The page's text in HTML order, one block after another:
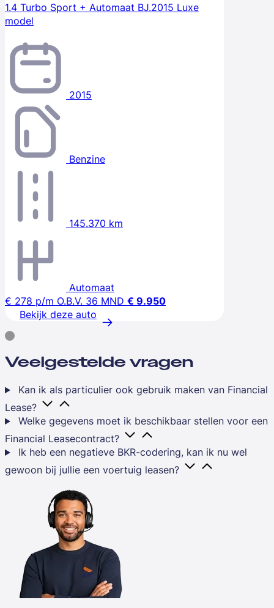
1.4 Turbo Sport + Automaat BJ.2015 Luxe
model
2015
Benzine
145.370 km
Automaat
€ 278 p/m O.B.V. 36 MND € 9.950
Bekijk deze auto
Veelgestelde vragen
Kan ik als particulier ook gebruik maken van Financial
Lease?
Welke gegevens moet ik beschikbaar stellen voor een
Financial Leasecontract?
Ik heb een negatieve BKR-codering, kan ik nu wel
gewoon bij jullie een voertuig leasen?